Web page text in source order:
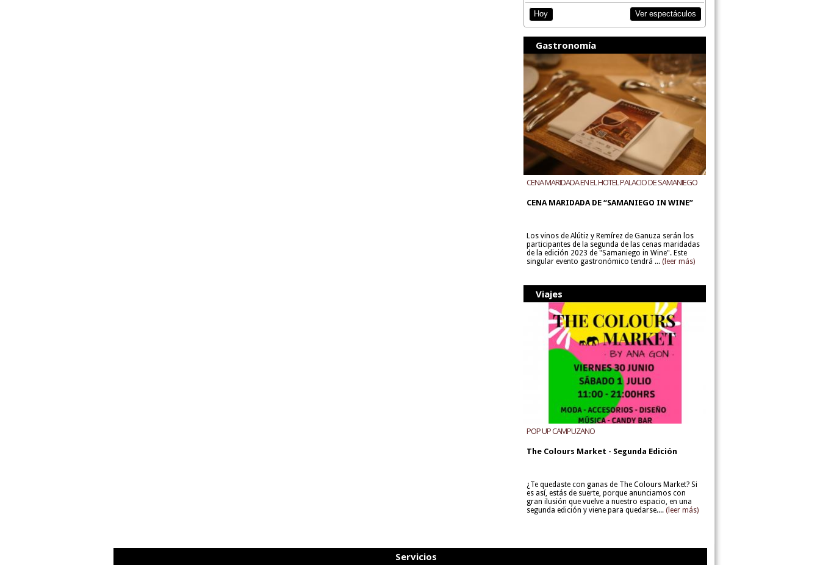
Hoy Ver espectáculos
Gastronomía
CENA MARIDADA EN EL HOTEL PALACIO DE SAMANIEGO
CENA MARIDADA DE “SAMANIEGO IN WINE”
Los vinos de Alútiz y Remírez de Ganuza serán los
participantes de la segunda de las cenas maridadas
de la edición 2023 de "Samaniego in Wine". Este
singular evento gastronómico tendrá ... (leer más)
Viajes
POP UP CAMPUZANO
The Colours Market - Segunda Edición
¿Te quedaste con ganas de The Colours Market? Si
es así, estás de suerte, porque anunciamos con
gran ilusión que vuelve a nuestro espacio, en una
segunda edición y viene para quedarse.... (leer más)
Servicios